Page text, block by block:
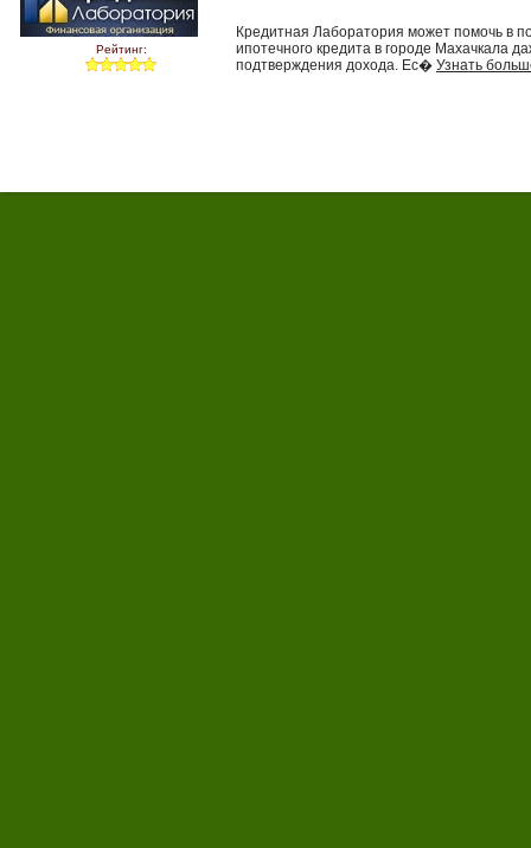
Рейтинг:
Кредитная Лаборатория может помочь в
ипотечного кредита в городе Махачкала
подтверждения дохода. Ес� Узнать